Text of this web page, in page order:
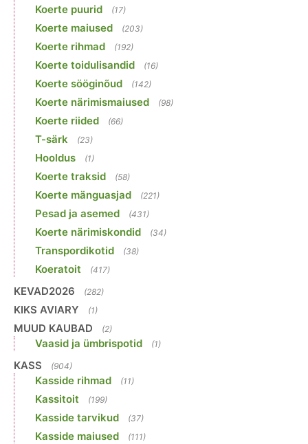
Koerte puurid (17)
Koerte maiused (203)
Koerte rihmad (192)
Koerte toidulisandid (16)
Koerte sööginõud (142)
Koerte närimismaiused (98)
Koerte riided (66)
T-särk (23)
Hooldus (1)
Koerte traksid (58)
Koerte mänguasjad (221)
Pesad ja asemed (431)
Koerte närimiskondid (34)
Transpordikotid (38)
Koeratoit (417)
KEVAD2026 (282)
KIKS AVIARY (1)
MUUD KAUBAD (2)
Vaasid ja ümbrispotid (1)
KASS (904)
Kasside rihmad (11)
Kassitoit (199)
Kasside tarvikud (37)
Kasside maiused (111)